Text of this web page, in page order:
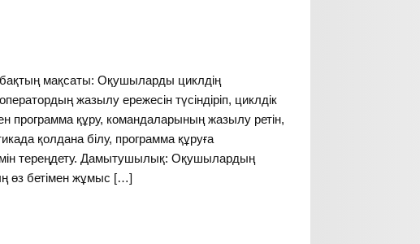
мақсаты: Оқушыларды циклдің
жазылу ережесін түсіндіріп, циклдік
программа құру, командаларының жазылу ретін,
қолдана білу, программа құруға
тереңдету. Дамытушылық: Оқушылардың
өз бетімен жұмыс […]